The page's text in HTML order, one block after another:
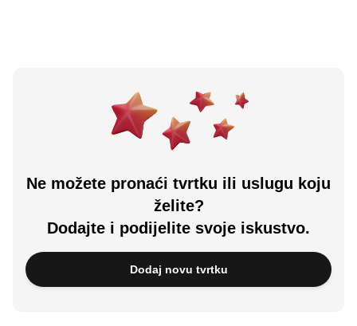
Ne možete pronaći tvrtku ili uslugu koju
želite?
Dodajte i podijelite svoje iskustvo.
Dodaj novu tvrtku